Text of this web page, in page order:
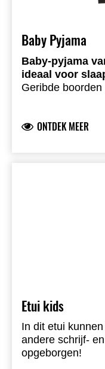
Baby Pyjama
Baby-pyjama
ideaal voor
Geribde
100% katoen,
ONTDEK MEER
Etui kids
In dit etui
andere schrijf-
opgeborgen!